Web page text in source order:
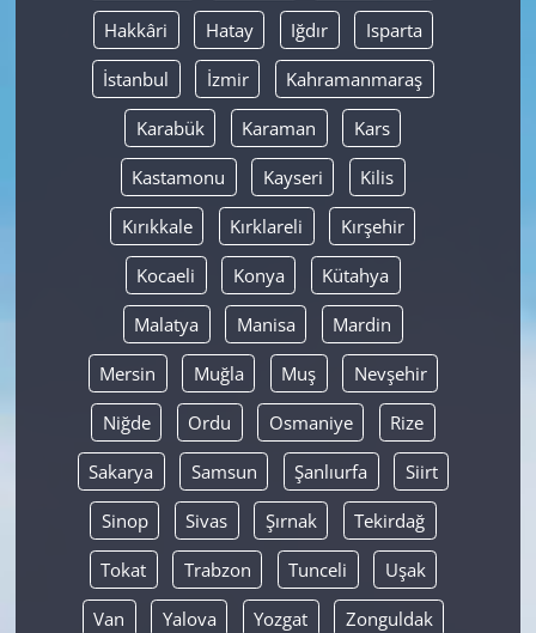
Hakkâri Hatay Iğdır Isparta
İstanbul İzmir Kahramanmaraş
Karabük Karaman Kars
Kastamonu Kayseri Kilis
Kırıkkale Kırklareli Kırşehir
Kocaeli Konya Kütahya
Malatya Manisa Mardin
Mersin Muğla Muş Nevşehir
Niğde Ordu Osmaniye Rize
Sakarya Samsun Şanlıurfa Siirt
Sinop Sivas Şırnak Tekirdağ
Tokat Trabzon Tunceli Uşak
Van Yalova Yozgat Zonguldak